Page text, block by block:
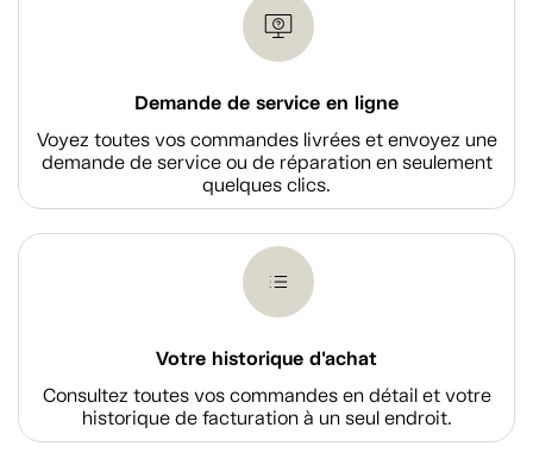
Demande de service en ligne
Voyez toutes vos commandes livrées et envoyez une
demande de service ou de réparation en seulement
quelques clics.
Votre historique d'achat
Consultez toutes vos commandes en détail et votre
historique de facturation à un seul endroit.